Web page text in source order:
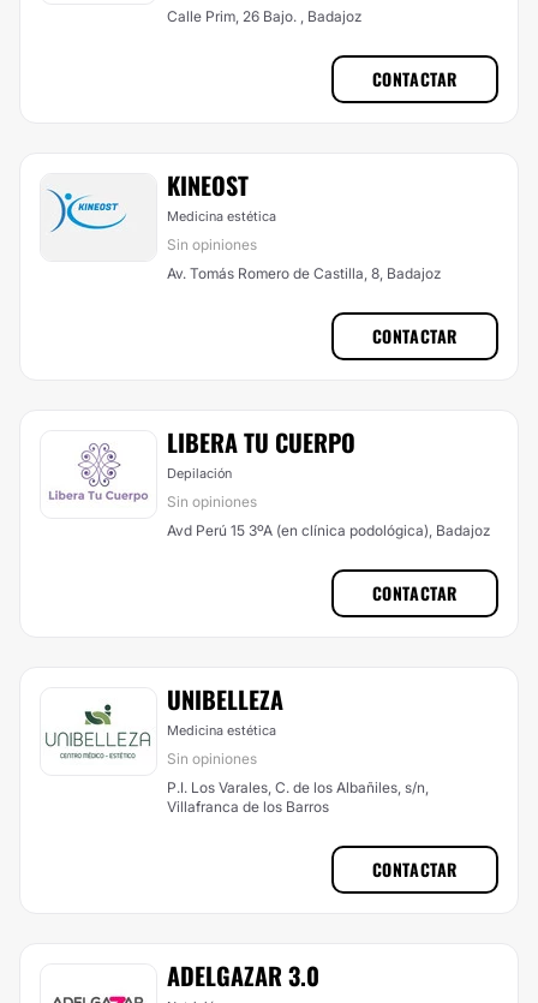
Calle Prim, 26 Bajo. , Badajoz
CONTACTAR
KINEOST
Medicina estética
Sin opiniones
Av. Tomás Romero de Castilla, 8, Badajoz
CONTACTAR
LIBERA TU CUERPO
Depilación
Sin opiniones
Avd Perú 15 3ºA (en clínica podológica), Badajoz
CONTACTAR
UNIBELLEZA
Medicina estética
Sin opiniones
P.I. Los Varales, C. de los Albañiles, s/n,
Villafranca de los Barros
CONTACTAR
ADELGAZAR 3.0